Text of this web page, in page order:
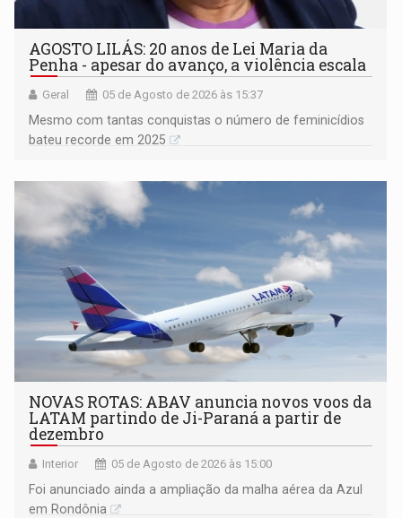
AGOSTO LILÁS: 20 anos de Lei Maria da
Penha - apesar do avanço, a violência escala
Geral 05 de Agosto de 2026 às 15:37
Mesmo com tantas conquistas o número de feminicídios
bateu recorde em 2025
NOVAS ROTAS: ABAV anuncia novos voos da
LATAM partindo de Ji-Paraná a partir de
dezembro
Interior 05 de Agosto de 2026 às 15:00
Foi anunciado ainda a ampliação da malha aérea da Azul
em Rondônia